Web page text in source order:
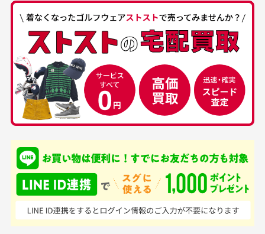
30代男性
中古ゴルフウェアの
品揃えがすごい
て、ここまでゴルフブラ
ンドの取り扱いがあるの
はすごい。 毎日たくさ
んの商品がアップされて
いるので新作チェックす
50代男性
安心して中古ウェア
を買えるお店です
品ですが綺麗に梱包され
ており商品を大切にして
いる感が伝わってきまし
た 「フロント部分に汚
れあり」と記載ありまし
は自動的にカート内の商品が削除されますのでご注意
下さい。
お気に入り機能をご利用下さい。
経年劣化について
当店では商品の管理には細心の注意を払っておりま
すが、経年により素材の劣化やパーツの強度低下が
生じている場合がございます。
銀行振込（前払い）
入金確認後商品発送となります。
※土曜、日曜、祝日は入金確認及び発送業務は致しておりま
せん。
尚、お振込み手数料はお客様ご負担となります。入金確認後
商品発送となります。
ご注文頂いてから7日以内をお振込み期限とさせ
申し込まれた商品と届いた商品が異なっている場合
商品説明に記載されていない汚れやダメージがある商品
の場合